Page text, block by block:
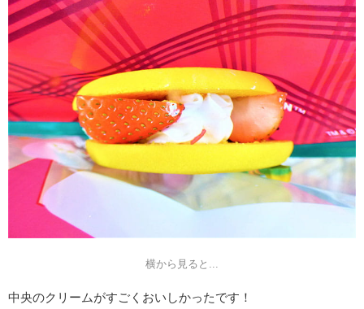
横から見ると...
中央のクリームがすごくおいしかったです！